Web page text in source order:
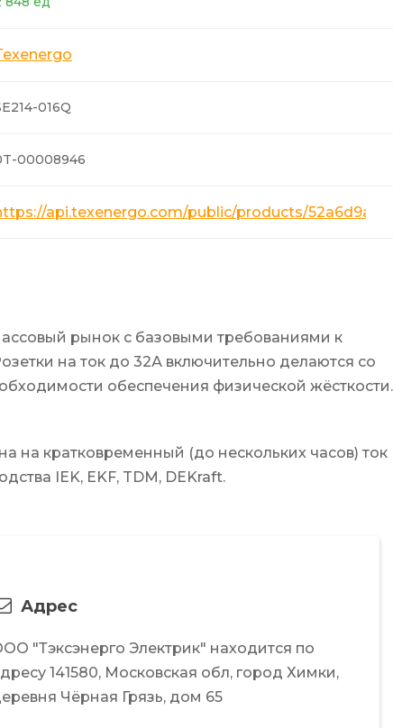
016Q
00008946
api.texenergo.com/public/products/
рынок с базовыми требованиями к
на ток до 32А включительно делаются со
обеспечения физической жёсткости.
на кратковременный (до нескольких часов) ток
IEK, EKF, TDM, DEKraft.
Адрес
"Тэксэнерго Электрик" находится по
141580, Московская обл, город Химки,
Чёрная Грязь, дом 65